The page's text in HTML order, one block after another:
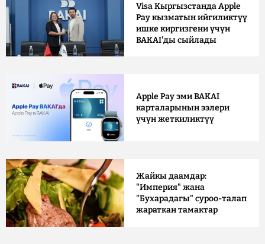
Visa Кыргызстанда Apple
Pay кызматын ийгиликтүү
ишке киргизгени үчүн
BAKAI'ды сыйлады
Apple Pay эми BAKAI
карталарынын ээлери
үчүн жеткиликтүү
Жайкы даамдар:
"Империя" жана
"Бухарадагы" суроо-талап
жараткан тамактар